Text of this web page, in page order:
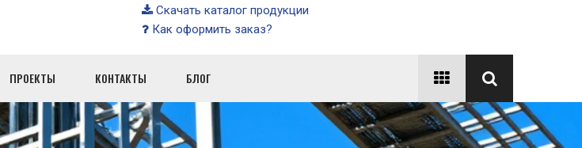
Скачать каталог продукции
Как оформить заказ?
ПРОЕКТЫ КОНТАКТЫ БЛОГ